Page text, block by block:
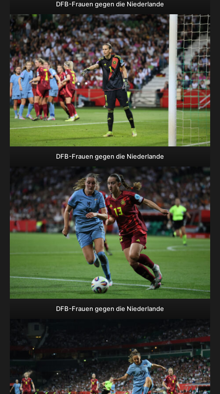
DFB-Frauen gegen die Niederlande
DFB-Frauen gegen die Niederlande
DFB-Frauen gegen die Niederlande